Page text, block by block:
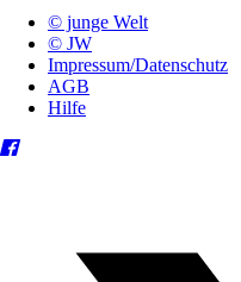
© junge Welt
© JW
Impressum/Datenschutz
AGB
Hilfe